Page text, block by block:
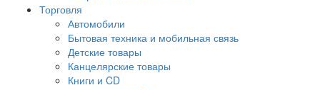
Торговля
Автомобили
Бытовая техника и мобильная связь
Детские товары
Канцелярские товары
Книги и CD